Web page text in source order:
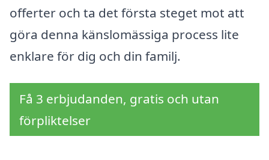
offerter och ta det första steget mot att
göra denna känslomässiga process lite
enklare för dig och din familj.
Få 3 erbjudanden, gratis och utan
förpliktelser